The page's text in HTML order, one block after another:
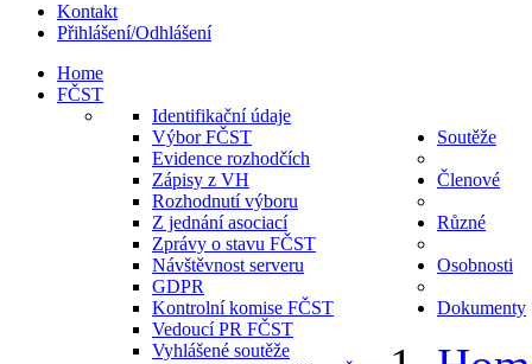
Kontakt
Přihlášení/Odhlášení
Home
FČST
Identifikační údaje
Výbor FČST
Evidence rozhodčích
Zápisy z VH
Rozhodnutí výboru
Z jednání asociací
Zprávy o stavu FČST
Návštěvnost serveru
GDPR
Kontrolní komise FČST
Vedoucí PR FČST
Soutěže
Vyhlášené soutěže
Členové
Různé
Osobnosti
Dokumenty